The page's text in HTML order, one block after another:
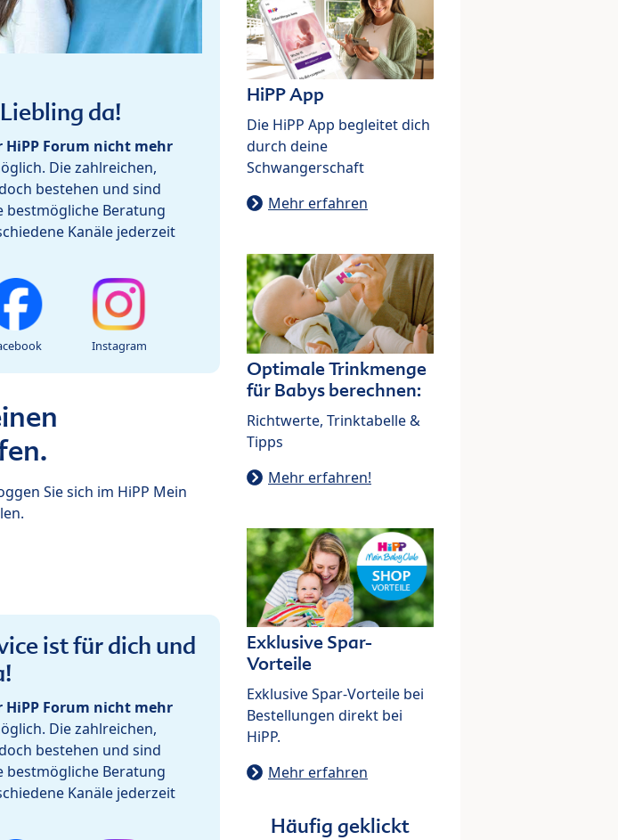
da!
Forum nicht mehr
Die zahlreichen,
bestehen und sind
Beratung
Kanäle jederzeit
Instagram
Sie sich im HiPP Mein
ist für dich und
Forum nicht mehr
Die zahlreichen,
bestehen und sind
Beratung
Kanäle jederzeit
HiPP App
Die HiPP App begleitet dich
durch deine
Schwangerschaft
Mehr erfahren
Optimale Trinkmenge
für Babys berechnen:
Richtwerte, Trinktabelle &
Tipps
Mehr erfahren!
Exklusive Spar-
Vorteile
Exklusive Spar-Vorteile bei
Bestellungen direkt bei
HiPP.
Mehr erfahren
Häufig geklickt